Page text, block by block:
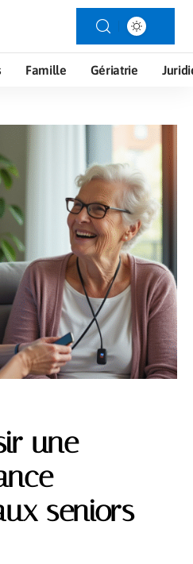
Famille Gériatrie
une
seniors